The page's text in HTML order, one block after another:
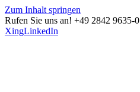
Zum Inhalt springen
Rufen Sie uns an! +49 2842 9635-0
XingLinkedIn